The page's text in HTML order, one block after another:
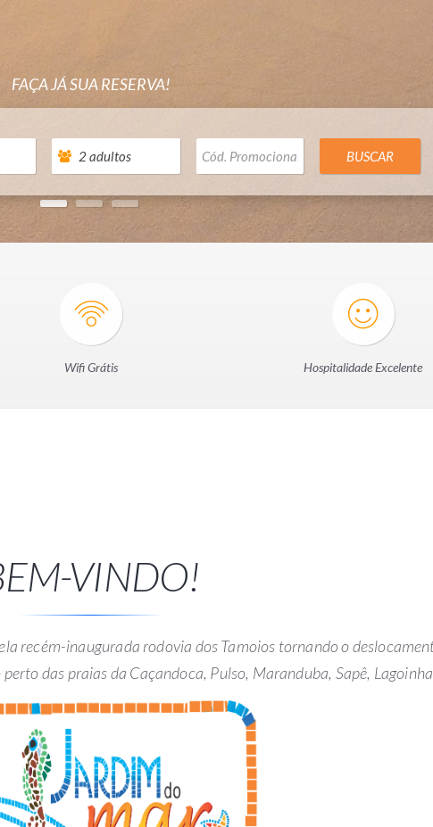
Wifi Grátis Hospitalidade Excelente
FAÇA JÁ SUA RESERVA!
BUSCAR
VINDO!
recém-inaugurada rodovia dos Tamoios tornando o
das praias da Caçandoca, Pulso, Maranduba, Sapê,